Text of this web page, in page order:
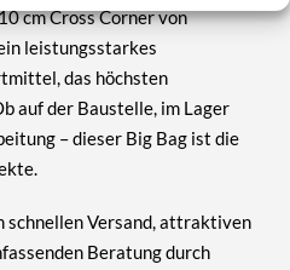
cm Cross Cornervon
leistungsstarkes
das höchsten
auf der Baustelle, im Lager
– dieser Big Bag ist die
schnellen Versand, attraktiven
Beratung durch